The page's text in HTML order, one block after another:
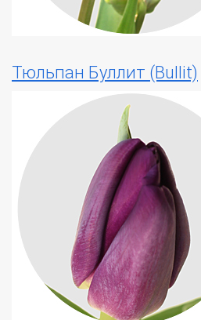
Тюльпан Буллит (Bullit)